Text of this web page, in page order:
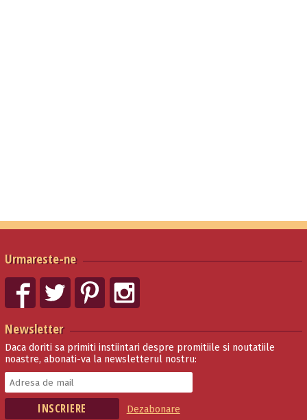
Urmareste-ne
Newsletter
Daca doriti sa primiti instiintari despre promitiile si noutatiile
noastre, abonati-va la newsletterul nostru:
Dezabonare